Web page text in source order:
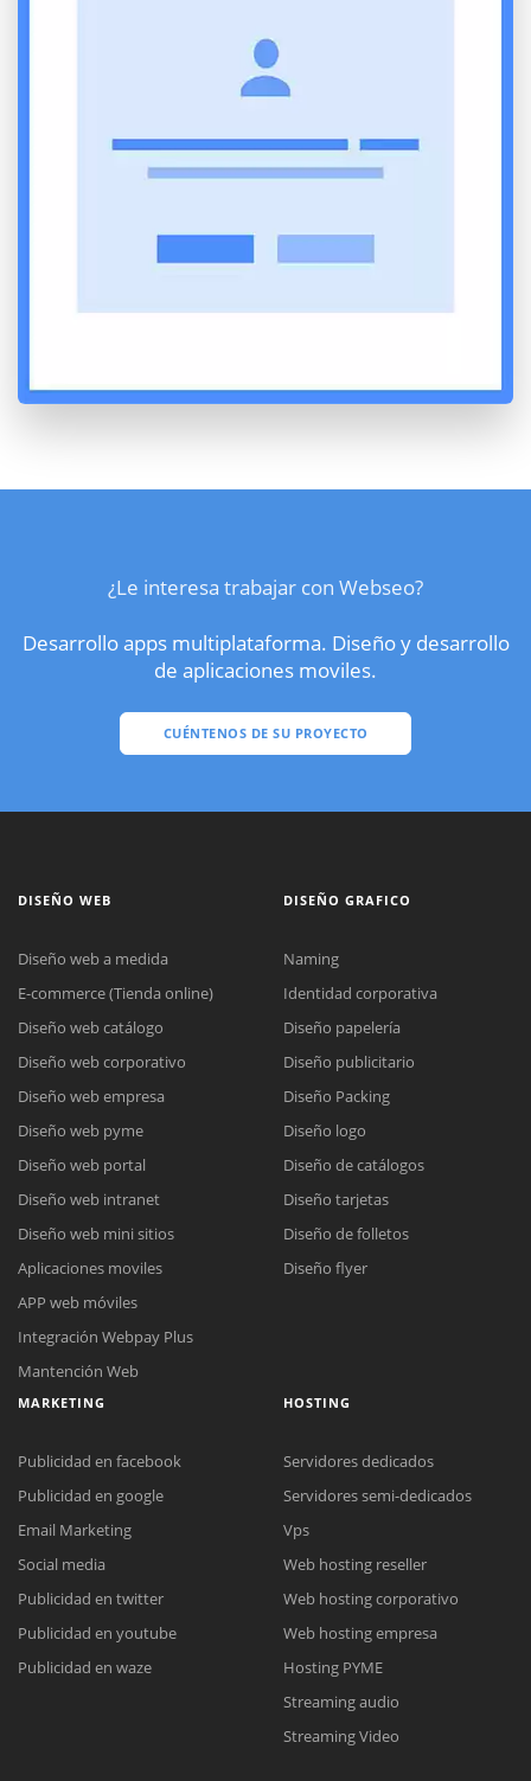
¿Le interesa trabajar con Webseo?
Desarrollo apps multiplataforma. Diseño y desarrollo
de aplicaciones moviles.
CUÉNTENOS DE SU PROYECTO
Reunión online
Nuestros ejecutivos le enviarán un correo electrónico con el enlace a
Meet para la reunión online.
Cotización
Todos nuestros ejecutivos están fuera de línea. Complete el formulario
DISEÑO WEB
Diseño web a medida
E-commerce (Tienda online)
Diseño web catálogo
Diseño web corporativo
Diseño web empresa
Diseño web pyme
Diseño web portal
Diseño web intranet
Diseño web mini sitios
Aplicaciones moviles
APP web móviles
Integración Webpay Plus
Mantención Web
DISEÑO GRAFICO
Naming
Identidad corporativa
Diseño papelería
Diseño publicitario
Diseño Packing
Diseño logo
Diseño de catálogos
Diseño tarjetas
Diseño de folletos
Diseño flyer
MARKETING
Publicidad en facebook
Publicidad en google
Email Marketing
Social media
Publicidad en twitter
Publicidad en youtube
Publicidad en waze
HOSTING
Servidores dedicados
Servidores semi-dedicados
Vps
Web hosting reseller
Web hosting corporativo
Web hosting empresa
Hosting PYME
Streaming audio
Streaming Video